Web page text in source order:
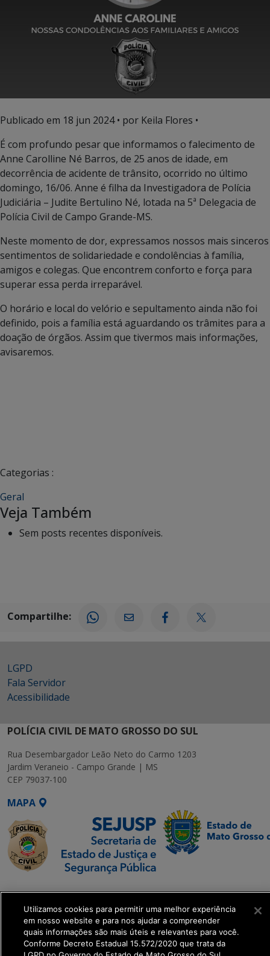
Publicado em 18 jun 2024• por Keila Flores •
É com profundo pesar que informamos o falecimento de
Anne Carolline Né Barros, de 25 anos de idade, em
decorrência de acidente de trânsito, ocorrido no último
domingo, 16/06. Anne é filha da Investigadora de Polícia
Judiciária – Judite Bertulino Né, lotada na 5ª Delegacia de
Polícia Civil de Campo Grande-MS.
Neste momento de dor, expressamos nossos mais sinceros
sentimentos de solidariedade e condolências à família,
amigos e colegas. Que encontrem conforto e força para
superar essa perda irreparável.
O horário e local do velório e sepultamento ainda não foi
definido, pois a família está aguardando os trâmites para a
doação de órgãos. Assim que tivermos mais informações,
avisaremos.
Categorias :
Geral
Veja Também
Sem posts recentes disponíveis.
Compartilhe:
LGPD
Fala Servidor
Acessibilidade
POLÍCIA CIVIL DE MATO GROSSO DO SUL
Rua Desembargador Leão Neto do Carmo 1203
Jardim Veraneio - Campo Grande | MS
CEP 79037-100
MAPA
SETDIG | Secretaria-
Executiva de
Transformação Digital
get_footer();
Utilizamos cookies para permitir uma melhor experiência
em nosso website e para nos ajudar a compreender
quais informações são mais úteis e relevantes para você.
Conforme Decreto Estadual 15.572/2020 que trata da